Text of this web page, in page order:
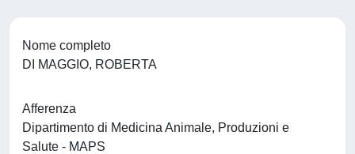
Nome completo
DI MAGGIO, ROBERTA
Afferenza
Dipartimento di Medicina Animale, Produzioni e
Salute - MAPS